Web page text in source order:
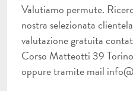
Valutiamo permute.
nostra selezionata
valutazione gratuita
Corso Matteotti 39
oppure tramite mail